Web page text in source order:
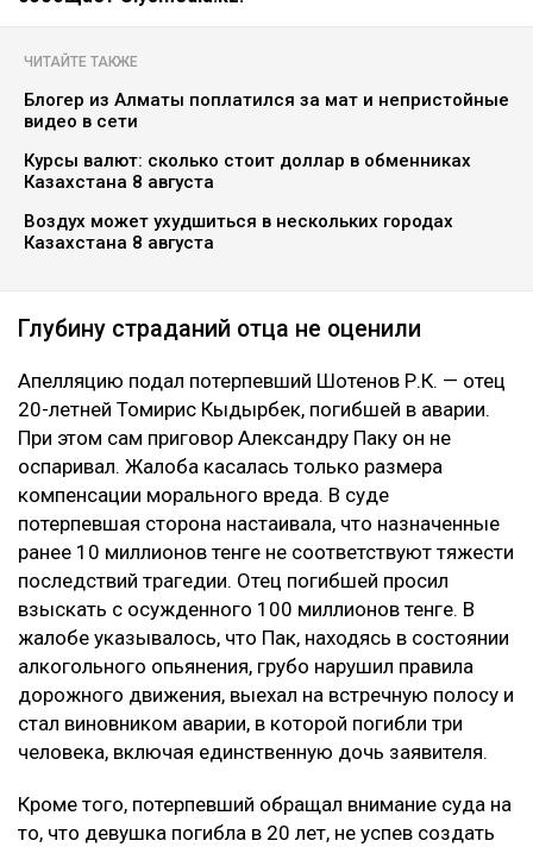
ЧИТАЙТЕ ТАКЖЕ
Блогер из Алматы поплатился за мат и непристойные
видео в сети
Курсы валют: сколько стоит доллар в обменниках
Казахстана 8 августа
Воздух может ухудшиться в нескольких городах
Казахстана 8 августа
Глубину страданий отца не оценили
Апелляцию подал потерпевший Шотенов Р.К. — отец
20-летней Томирис Кыдырбек, погибшей в аварии.
При этом сам приговор Александру Паку он не
оспаривал. Жалоба касалась только размера
компенсации морального вреда. В суде
потерпевшая сторона настаивала, что назначенные
ранее 10 миллионов тенге не соответствуют тяжести
последствий трагедии. Отец погибшей просил
взыскать с осужденного 100 миллионов тенге. В
жалобе указывалось, что Пак, находясь в состоянии
алкогольного опьянения, грубо нарушил правила
дорожного движения, выехал на встречную полосу и
стал виновником аварии, в которой погибли три
человека, включая единственную дочь заявителя.
Кроме того, потерпевший обращал внимание суда на
то, что девушка погибла в 20 лет, не успев создать